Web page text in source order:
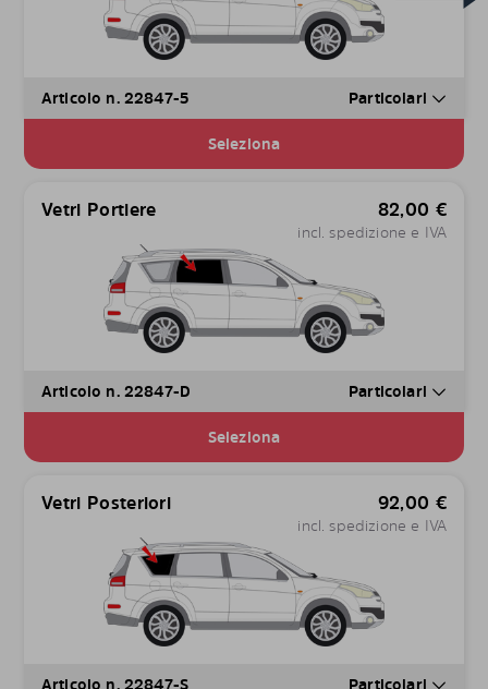
Articolo n. 22847-5 Particolari
Seleziona
Vetri Portiere 82,00 €
incl. spedizione e IVA
Articolo n. 22847-D Particolari
Seleziona
Vetri Posteriori 92,00 €
incl. spedizione e IVA
Articolo n. 22847-S Particolari